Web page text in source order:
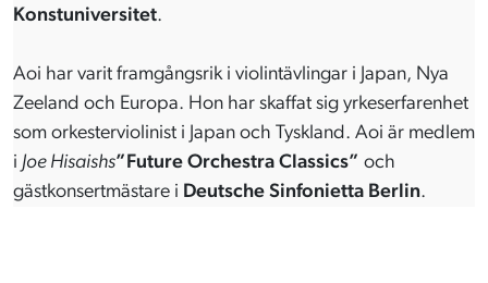
Konstuniversitet.
Aoi har varit framgångsrik i violintävlingar i Japan, Nya
Zeeland och Europa. Hon har skaffat sig yrkeserfarenhet
som orkesterviolinist i Japan och Tyskland. Aoi är medlem
i Joe Hisaishs”Future Orchestra Classics” och
gästkonsertmästare i Deutsche Sinfonietta Berlin.